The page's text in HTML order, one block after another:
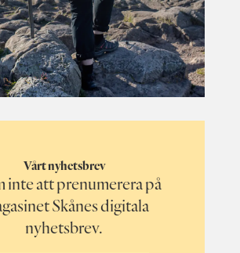
Vårt nyhetsbrev
inte att prenumerera på
Skånes digitala
nyhetsbrev.